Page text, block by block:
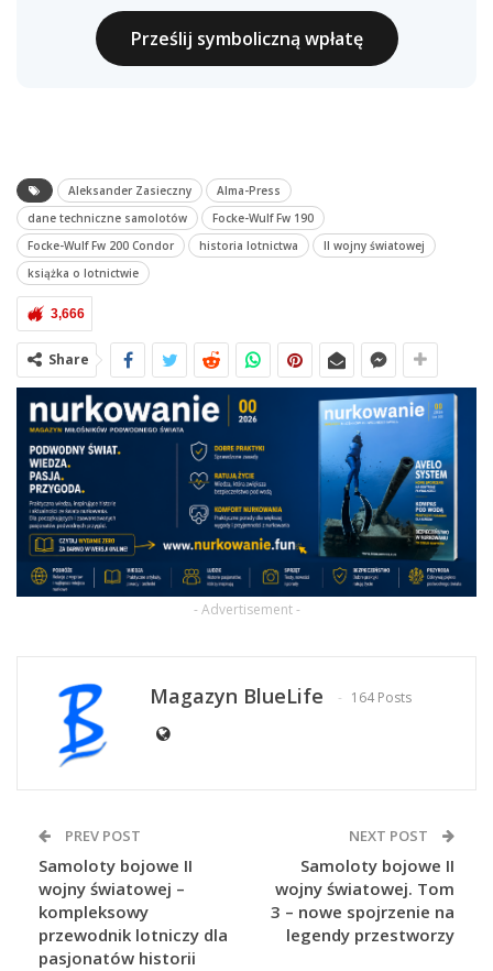
Prześlij symboliczną wpłatę
Aleksander Zasieczny
Alma-Press
dane techniczne samolotów
Focke-Wulf Fw 190
Focke-Wulf Fw 200 Condor
historia lotnictwa
II wojny światowej
książka o lotnictwie
3,666
Share
- Advertisement -
Magazyn BlueLife 164 Posts
PREV POST
Samoloty bojowe II
wojny światowej –
kompleksowy
przewodnik lotniczy dla
pasjonatów historii
NEXT POST
Samoloty bojowe II
wojny światowej. Tom
3 – nowe spojrzenie na
legendy przestworzy